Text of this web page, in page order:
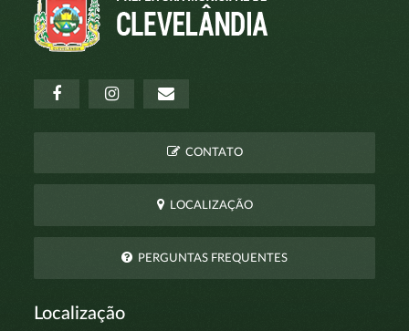
CONTATO
LOCALIZAÇÃO
PERGUNTAS FREQUENTES
Localização